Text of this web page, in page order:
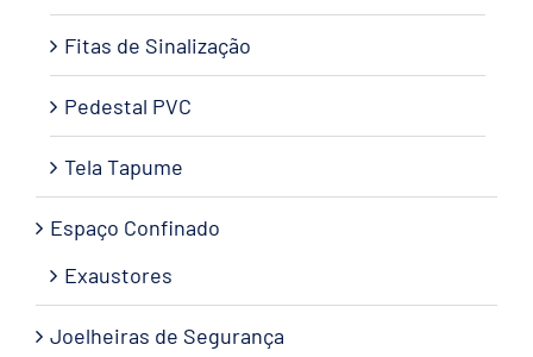
Fitas de Sinalização
Pedestal PVC
Tela Tapume
Espaço Confinado
Exaustores
Joelheiras de Segurança